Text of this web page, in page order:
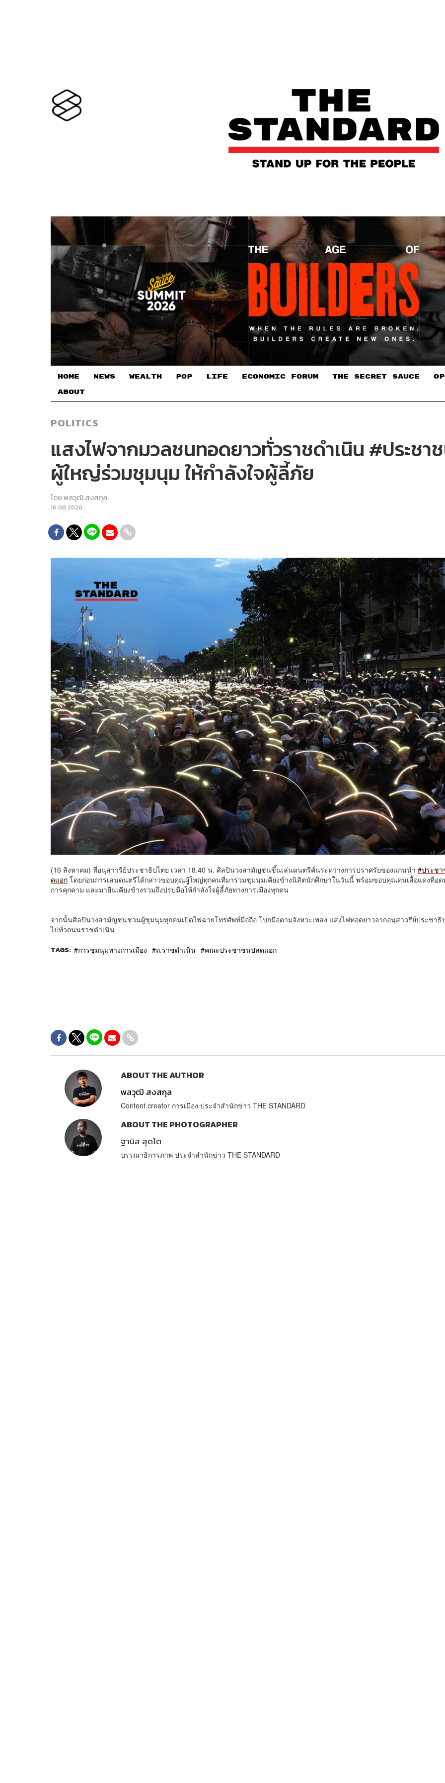
HOME NEWS WEALTH POP LIFE ECONOMIC FORUM THE SECRET SAUCE​
ABOUT
POLITICS
แสงไฟจากมวลชนทอดยาวทั่วราชดำเนิน #ประช
ผู้ใหญ่ร่วมชุมนุม ให้กำลังใจผู้ลี้ภัย
โดยพลวุฒิ สงสกุล
16.08.2020
(16 สิงหาคม) ที่อนุสาวรีย์ประชาธิปไตย เวลา 18.40 น. ศิลปินวงสามัญชนขึ้นเล่นดนตรีคั่นระหว่างการปราศรัยของแกนนำ #ประช
ดแอก โดยก่อนการเล่นดนตรีได้กล่าวขอบคุณผู้ใหญ่ทุกคนที่มาร่วมชุมนุมเคียงข้างนิสิตนักศึกษาในวันนี้ พร้อมขอบคุณคนเสื้อแดงที่อ
การคุกคาม และมายืนเคียงข้างรวมถึงปรบมือให้กำลังใจผู้ลี้ภัยทางการเมืองทุกคน
จากนั้นศิลปินวงสามัญชนชวนผู้ชุมนุมทุกคนเปิดไฟฉายโทรศัพท์มือถือ โบกมือตามจังหวะเพลง แสงไฟทอดยาวจากอนุสาวรีย์ประชาธิ
ไปทั่วถนนราชดำเนิน
TAGS: การชุมนุมทางการเมือง ถ.ราชดำเนิน คณะประชาชนปลดแอก
ABOUT THE AUTHOR
พลวุฒิ สงสกุล
Content creator การเมือง ประจำสำนักข่าว THE STANDARD
ABOUT THE PHOTOGRAPHER
ฐานิส สุดโต
บรรณาธิการภาพ ประจำสำนักข่าว THE STANDARD